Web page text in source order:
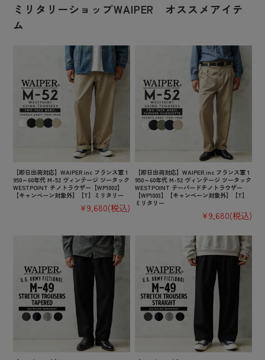
ミリタリーショップWAIPER オススメアイテ
ム
【即日出荷対応】WAIPER.inc フランス軍 1
950～60年代 M-52 ヴィンテージ ツータック
WESTPOINT チノトラウザー【WP1002】
【キャンペーン対象外】【T】ミリタリー
¥9,680(税込)
【即日出荷対応】WAIPER.inc フランス軍 1
950～60年代 M-52 ヴィンテージ ツータック
WESTPOINT テーパードチノトラウザー
【WP1003】【キャンペーン対象外】【T】
ミリタリー
¥9,680(税込)